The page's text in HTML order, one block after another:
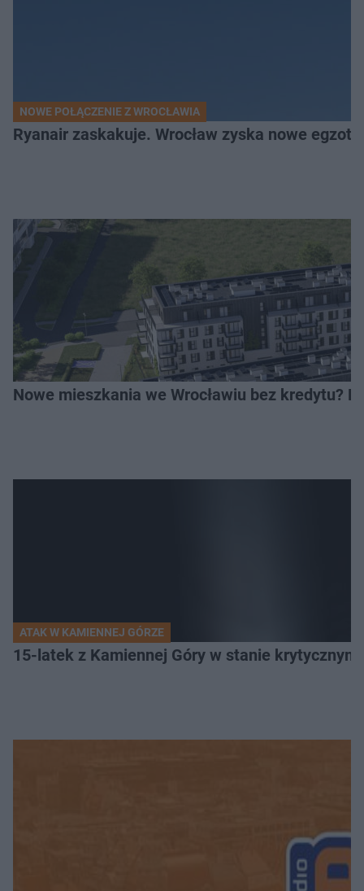
NOWE POŁĄCZENIE Z WROCŁAWIA
Ryanair zaskakuje. Wrocław zyska nowe
Nowe mieszkania we Wrocławiu bez kredytu?
ATAK W KAMIENNEJ GÓRZE
15-latek z Kamiennej Góry w stanie